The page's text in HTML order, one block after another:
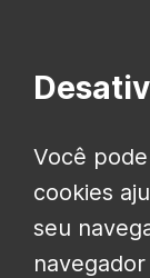
Você
cookies
seu